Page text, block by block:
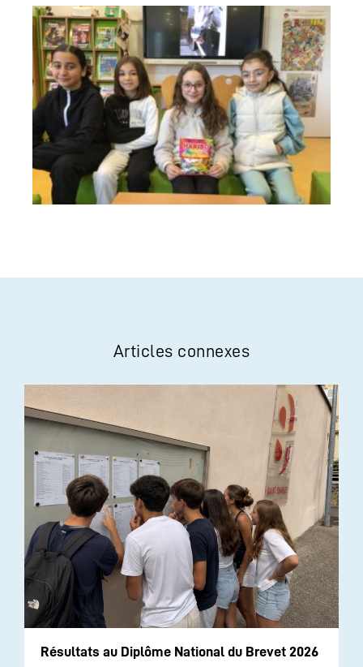
Articles connexes
Résultats au Diplôme National du Brevet 2026